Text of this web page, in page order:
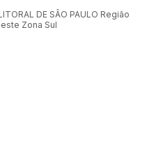
DE SÃO PAULO Região
Zona Sul